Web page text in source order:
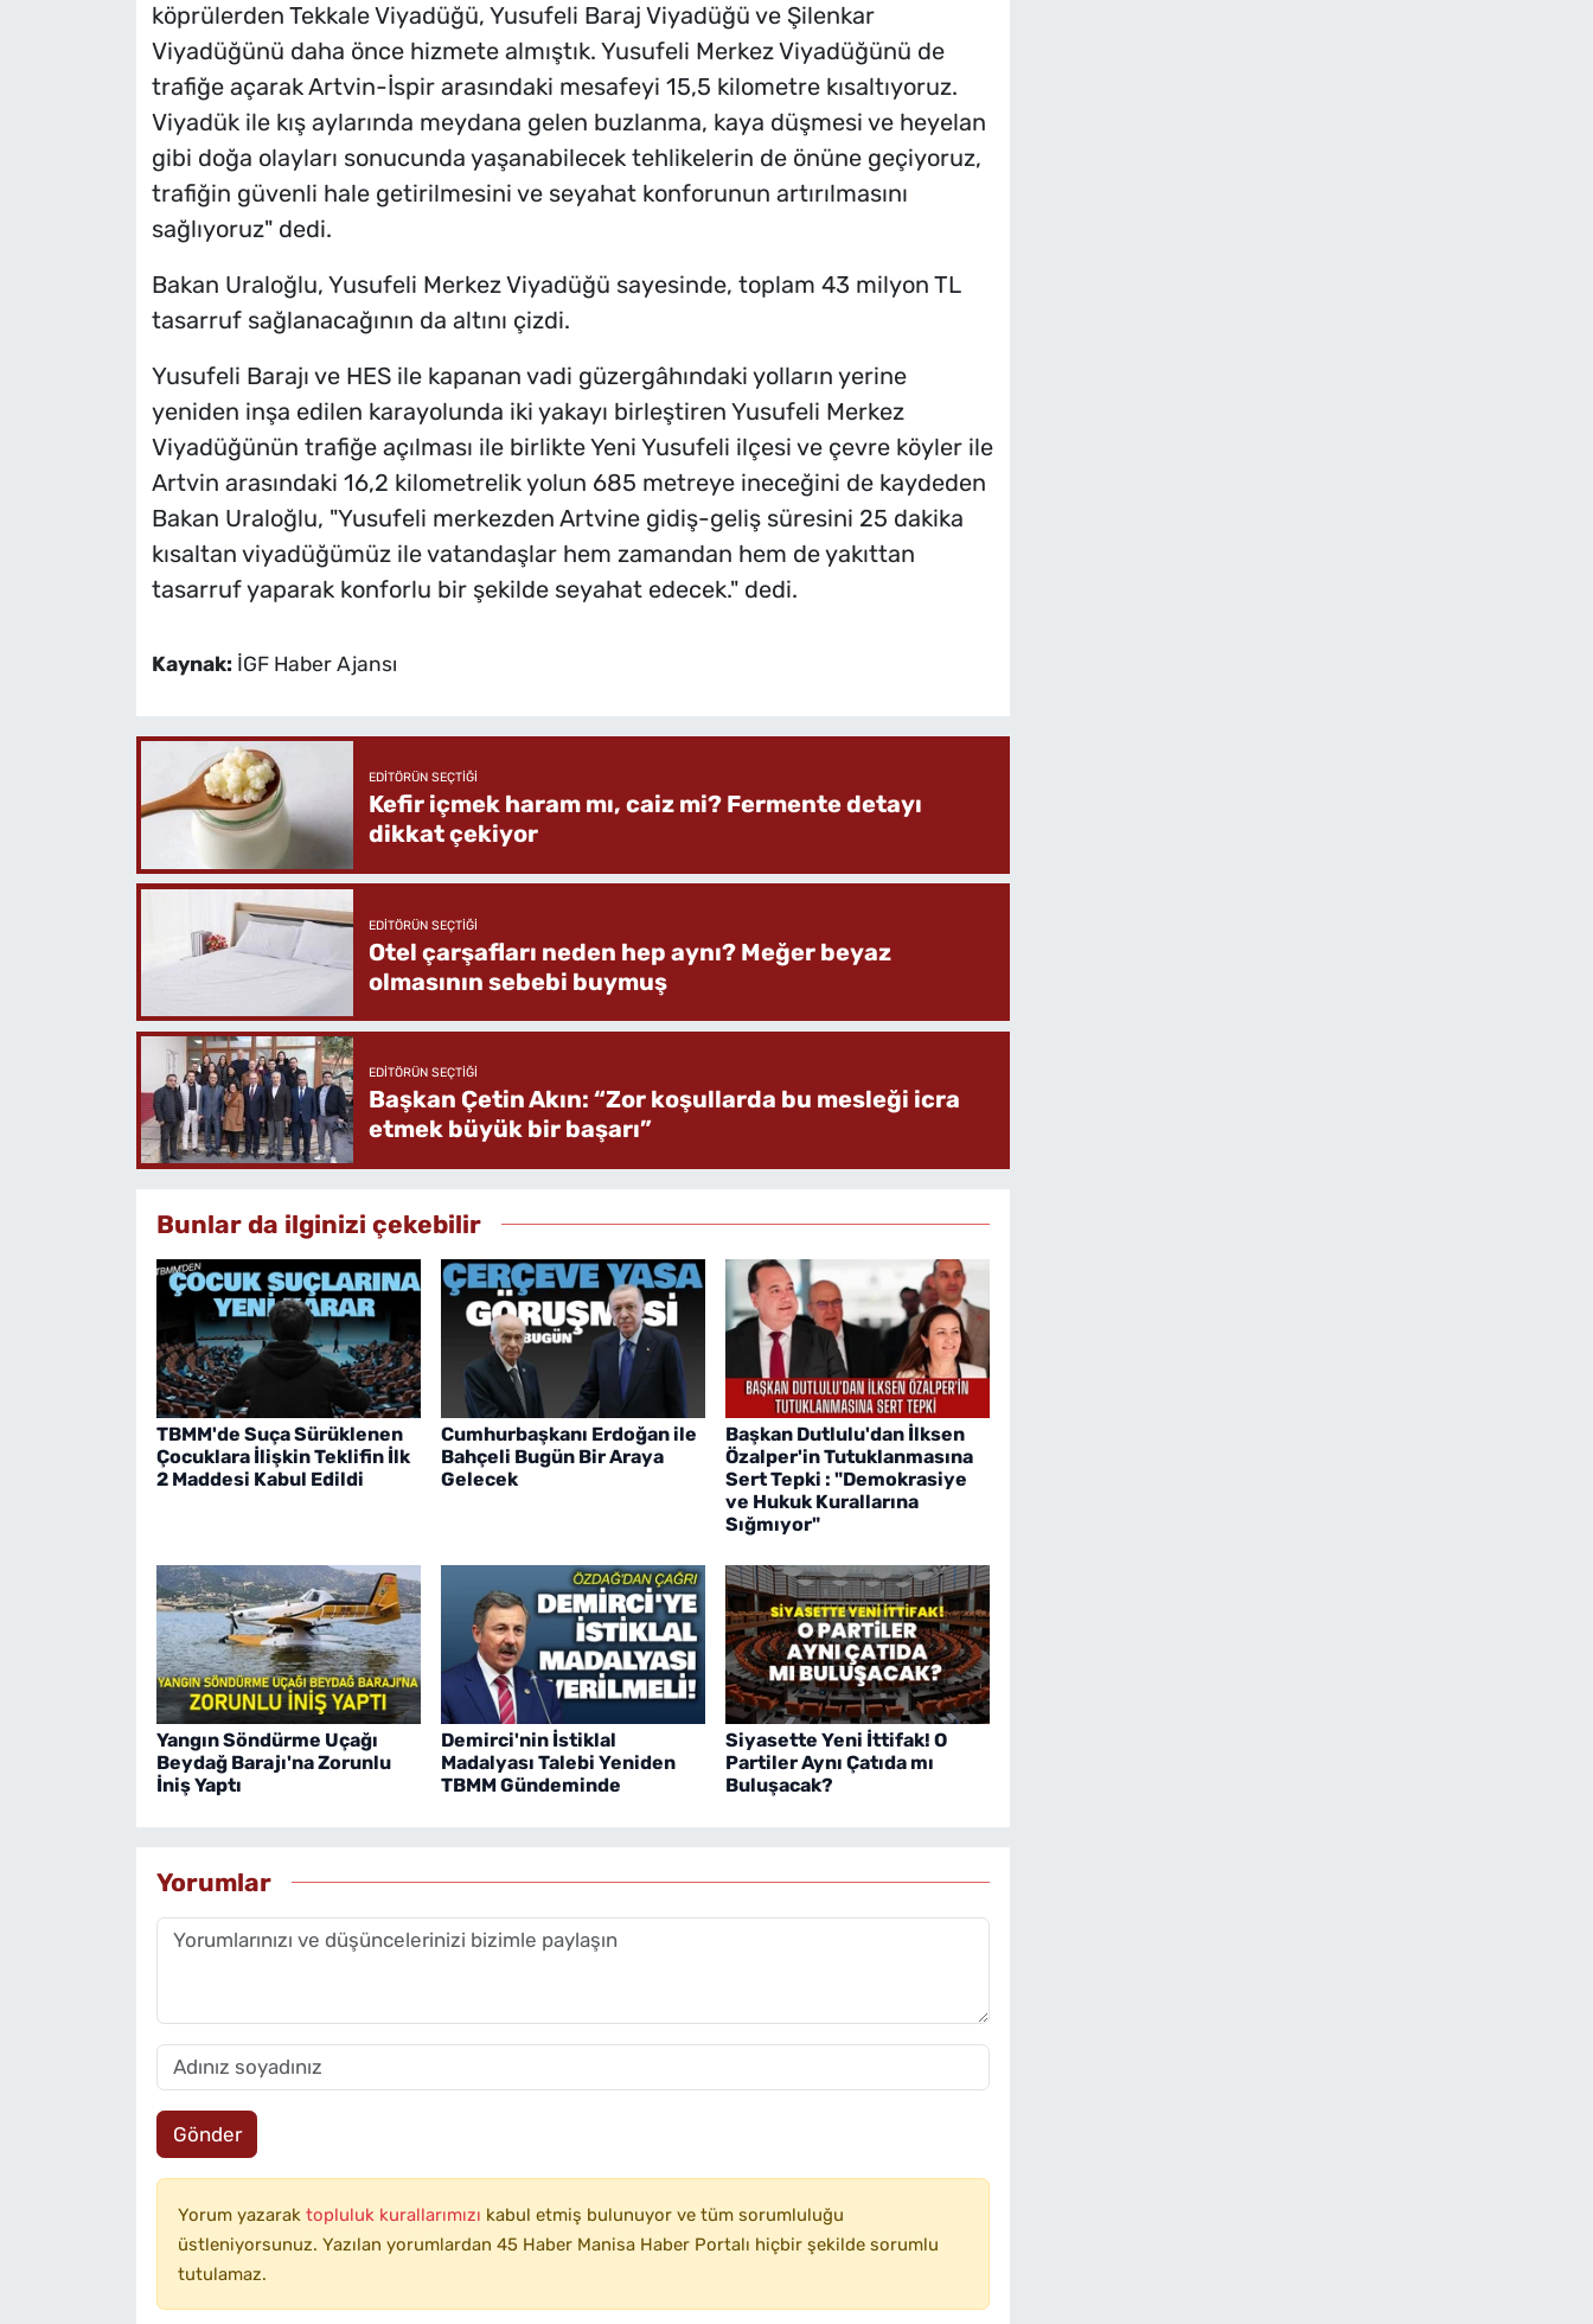
köprülerden Tekkale Viyadüğü, Yusufeli Baraj Viyadüğü ve Şilenkar
Viyadüğünü daha önce hizmete almıştık. Yusufeli Merkez Viyadüğünü de
trafiğe açarak Artvin-İspir arasındaki mesafeyi 15,5 kilometre kısaltıyoruz.
Viyadük ile kış aylarında meydana gelen buzlanma, kaya düşmesi ve heyelan
gibi doğa olayları sonucunda yaşanabilecek tehlikelerin de önüne geçiyoruz,
trafiğin güvenli hale getirilmesini ve seyahat konforunun artırılmasını
sağlıyoruz" dedi.
Bakan Uraloğlu, Yusufeli Merkez Viyadüğü sayesinde, toplam 43 milyon TL
tasarruf sağlanacağının da altını çizdi.
Yusufeli Barajı ve HES ile kapanan vadi güzergâhındaki yolların yerine
yeniden inşa edilen karayolunda iki yakayı birleştiren Yusufeli Merkez
Viyadüğünün trafiğe açılması ile birlikte Yeni Yusufeli ilçesi ve çevre köyler ile
Artvin arasındaki 16,2 kilometrelik yolun 685 metreye ineceğini de kaydeden
Bakan Uraloğlu, "Yusufeli merkezden Artvine gidiş-geliş süresini 25 dakika
kısaltan viyadüğümüz ile vatandaşlar hem zamandan hem de yakıttan
tasarruf yaparak konforlu bir şekilde seyahat edecek." dedi.
Kaynak: İGF Haber Ajansı
EDITÖRÜN SEÇTIĞI
Kefir içmek haram mı, caiz mi? Fermente detayı
dikkat çekiyor
EDITÖRÜN SEÇTIĞI
Otel çarşafları neden hep aynı? Meğer beyaz
olmasının sebebi buymuş
EDITÖRÜN SEÇTIĞI
Başkan Çetin Akın: “Zor koşullarda bu mesleği icra
etmek büyük bir başarı”
Bunlar da ilginizi çekebilir
TBMM'de Suça Sürüklenen
Çocuklara İlişkin Teklifin İlk
2 Maddesi Kabul Edildi
Cumhurbaşkanı Erdoğan ile
Bahçeli Bugün Bir Araya
Gelecek
Başkan Dutlulu'dan İlksen
Özalper'in Tutuklanmasına
Sert Tepki : "Demokrasiye
ve Hukuk Kurallarına
Sığmıyor"
Yangın Söndürme Uçağı
Beydağ Barajı'na Zorunlu
İniş Yaptı
Demirci'nin İstiklal
Madalyası Talebi Yeniden
TBMM Gündeminde
Siyasette Yeni İttifak! O
Partiler Aynı Çatıda mı
Buluşacak?
Yorumlar
Gönder
Yorum yazarak topluluk kurallarımızı kabul etmiş bulunuyor ve tüm sorumluluğu
üstleniyorsunuz. Yazılan yorumlardan 45 Haber Manisa Haber Portalı hiçbir şekilde sorumlu
tutulamaz.